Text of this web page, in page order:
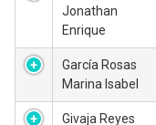
Jonathan
Enrique
García Rosas
Marina Isabel
Givaja Reyes